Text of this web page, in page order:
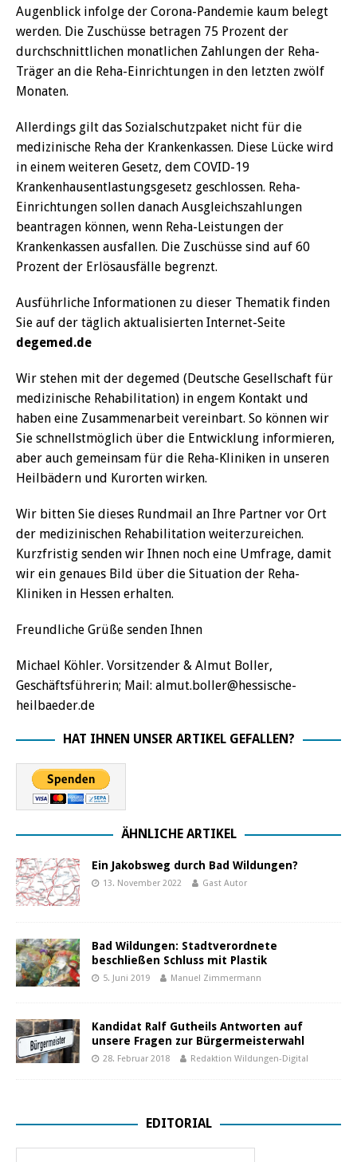
Augenblick infolge der Corona-Pandemie kaum belegt
werden. Die Zuschüsse betragen 75 Prozent der
durchschnittlichen monatlichen Zahlungen der Reha-
Träger an die Reha-Einrichtungen in den letzten zwölf
Monaten.
Allerdings gilt das Sozialschutzpaket nicht für die
medizinische Reha der Krankenkassen. Diese Lücke wird
in einem weiteren Gesetz, dem COVID-19
Krankenhausentlastungsgesetz geschlossen. Reha-
Einrichtungen sollen danach Ausgleichszahlungen
beantragen können, wenn Reha-Leistungen der
Krankenkassen ausfallen. Die Zuschüsse sind auf 60
Prozent der Erlösausfälle begrenzt.
Ausführliche Informationen zu dieser Thematik finden
Sie auf der täglich aktualisierten Internet-Seite
degemed.de
Wir stehen mit der degemed (Deutsche Gesellschaft für
medizinische Rehabilitation) in engem Kontakt und
haben eine Zusammenarbeit vereinbart. So können wir
Sie schnellstmöglich über die Entwicklung informieren,
aber auch gemeinsam für die Reha-Kliniken in unseren
Heilbädern und Kurorten wirken.
Wir bitten Sie dieses Rundmail an Ihre Partner vor Ort
der medizinischen Rehabilitation weiterzureichen.
Kurzfristig senden wir Ihnen noch eine Umfrage, damit
wir ein genaues Bild über die Situation der Reha-
Kliniken in Hessen erhalten.
Freundliche Grüße senden Ihnen
Michael Köhler. Vorsitzender & Almut Boller,
Geschäftsführerin; Mail: almut.boller@hessische-
heilbaeder.de
HAT IHNEN UNSER ARTIKEL GEFALLEN?
ÄHNLICHE ARTIKEL
Ein Jakobsweg durch Bad Wildungen?
13. November 2022 Gast Autor
Bad Wildungen: Stadtverordnete
beschließen Schluss mit Plastik
5. Juni 2019 Manuel Zimmermann
Kandidat Ralf Gutheils Antworten auf
unsere Fragen zur Bürgermeisterwahl
28. Februar 2018 Redaktion Wildungen-Digital
EDITORIAL